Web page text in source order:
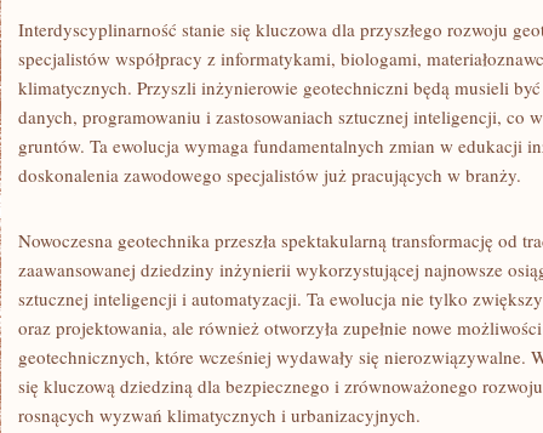
Interdyscyplinarność stanie się kluczowa dla przyszłego rozwoju
specjalistów współpracy z informatykami, biologami,
klimatycznych. Przyszli inżynierowie geotechniczni będą musieli
danych, programowaniu i zastosowaniach sztucznej inteligencji, co
gruntów. Ta ewolucja wymaga fundamentalnych zmian w edukacji
doskonalenia zawodowego specjalistów już pracujących w branży.
Nowoczesna geotechnika przeszła spektakularną transformację od
zaawansowanej dziedziny inżynierii wykorzystującej najnowsze
sztucznej inteligencji i automatyzacji. Ta ewolucja nie tylko
oraz projektowania, ale również otworzyła zupełnie nowe
geotechnicznych, które wcześniej wydawały się nierozwiązywalne.
się kluczową dziedziną dla bezpiecznego i zrównoważonego
rosnących wyzwań klimatycznych i urbanizacyjnych.